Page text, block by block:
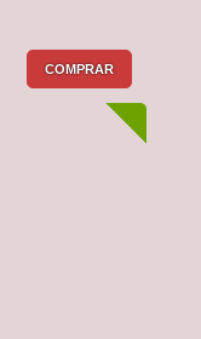
COMPRAR